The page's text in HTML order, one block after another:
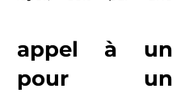
appel à un
pour un